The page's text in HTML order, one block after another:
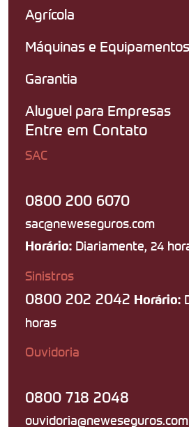
Agrícola
Máquinas e Equipamentos
Garantia
Aluguel para Empresas
Entre em Contato
SAC
0800 200 6070
sac@neweseguros.com
Horário: Diariamente, 24
Sinistros
0800 202 2042 Horário:
horas
Ouvidoria
0800 718 2048
ouvidoria@neweseguros.com